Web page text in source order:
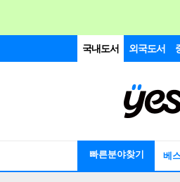
국내도서 외국도서
빠른분야찾기 베